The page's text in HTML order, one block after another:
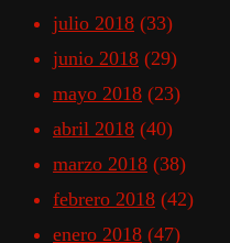
julio 2018 (33)
junio 2018 (29)
mayo 2018 (23)
abril 2018 (40)
marzo 2018 (38)
febrero 2018 (42)
enero 2018 (47)